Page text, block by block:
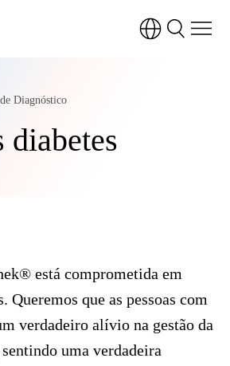
Diagnóstico
diabetes
está comprometida em
Queremos que as pessoas com
verdadeiro alívio na gestão da
uma verdadeira